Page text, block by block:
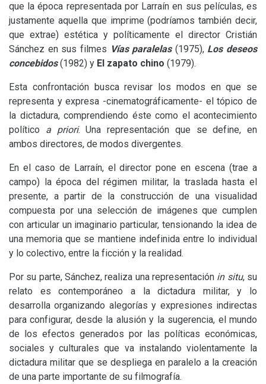
que la época representada por Larraín en sus películas, es
justamente aquella que imprime (podríamos también decir,
que extrae) estética y políticamente el director Cristián
Sánchez en sus filmes Vías paralelas(1975), Los deseos
concebidos(1982) y El zapato chino (1979).
Esta confrontación busca revisar los modos en que se
representa y expresa -cinematográficamente- el tópico de
la dictadura, comprendiendo éste como el acontecimiento
político a priori. Una representación que se define, en
ambos directores, de modos divergentes.
En el caso de Larraín, el director pone en escena (trae a
campo) la época del régimen militar, la traslada hasta el
presente, a partir de la construcción de una visualidad
compuesta por una selección de imágenes que cumplen
con articular un imaginario particular, tensionando la idea de
una memoria que se mantiene indefinida entre lo individual
y lo colectivo, entre la ficción y la realidad.
Por su parte, Sánchez, realiza una representación in situ, su
relato es contemporáneo a la dictadura militar, y lo
desarrolla organizando alegorías y expresiones indirectas
para configurar, desde la alusión y la sugerencia, el mundo
de los efectos generados por las políticas económicas,
sociales y culturales que va instalando violentamente la
dictadura militar que se despliega en paralelo a la creación
de una parte importante de su filmografía.